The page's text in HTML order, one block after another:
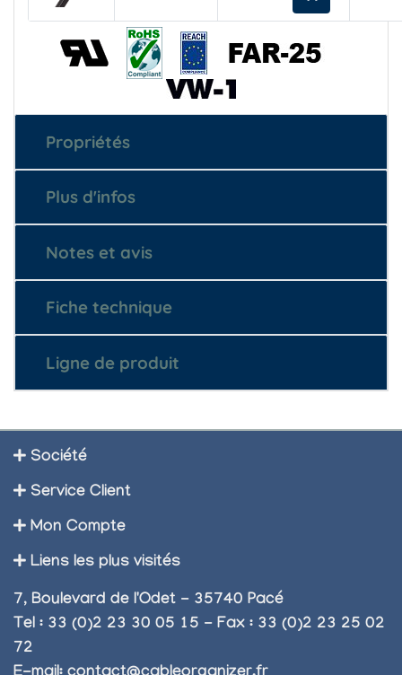
Propriétés
Plus d'infos
Notes et avis
Fiche technique
Ligne de produit
Société
Service Client
Mon Compte
Liens les plus visités
7, Boulevard de l'Odet - 35740 Pacé
Tel : 33 (0)2 23 30 05 15 - Fax : 33 (0)2 23 25 02
72